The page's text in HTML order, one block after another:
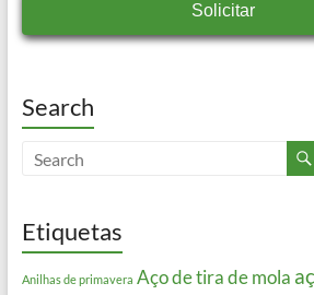
Solicitar
Search
Etiquetas
Anilhas de primavera Aço de tira de mola